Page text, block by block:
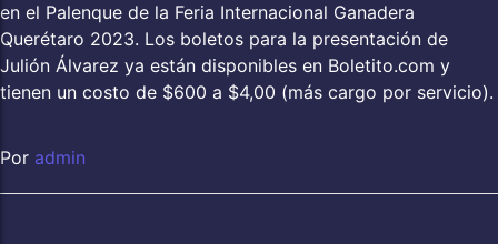
en el Palenque de la Feria Internacional Ganadera
Querétaro 2023. Los boletos para la presentación de
Julión Álvarez ya están disponibles en Boletito.com y
tienen un costo de $600 a $4,00 (más cargo por servicio).
Por admin